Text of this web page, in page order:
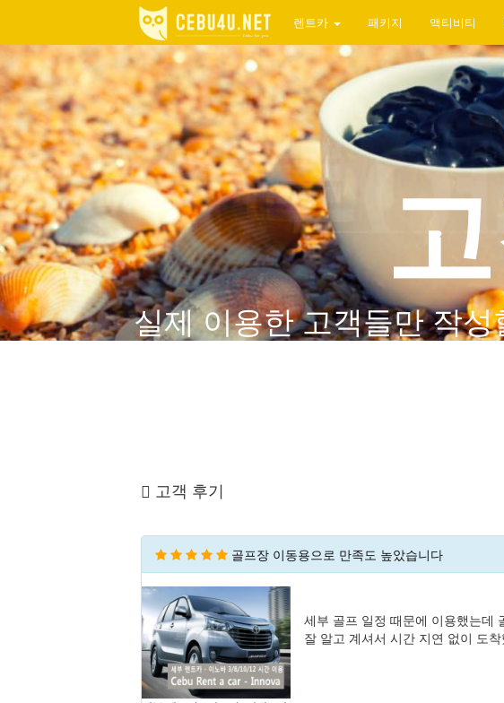
렌트카 패키지 액티비티
실제 이용한 고객들만 작
고객 후기
골프장 이동용으로 만족도 높았습니다
세부 골프 일정 때문에 이용했는데
잘 알고 계셔서 시간 지연 없이 도